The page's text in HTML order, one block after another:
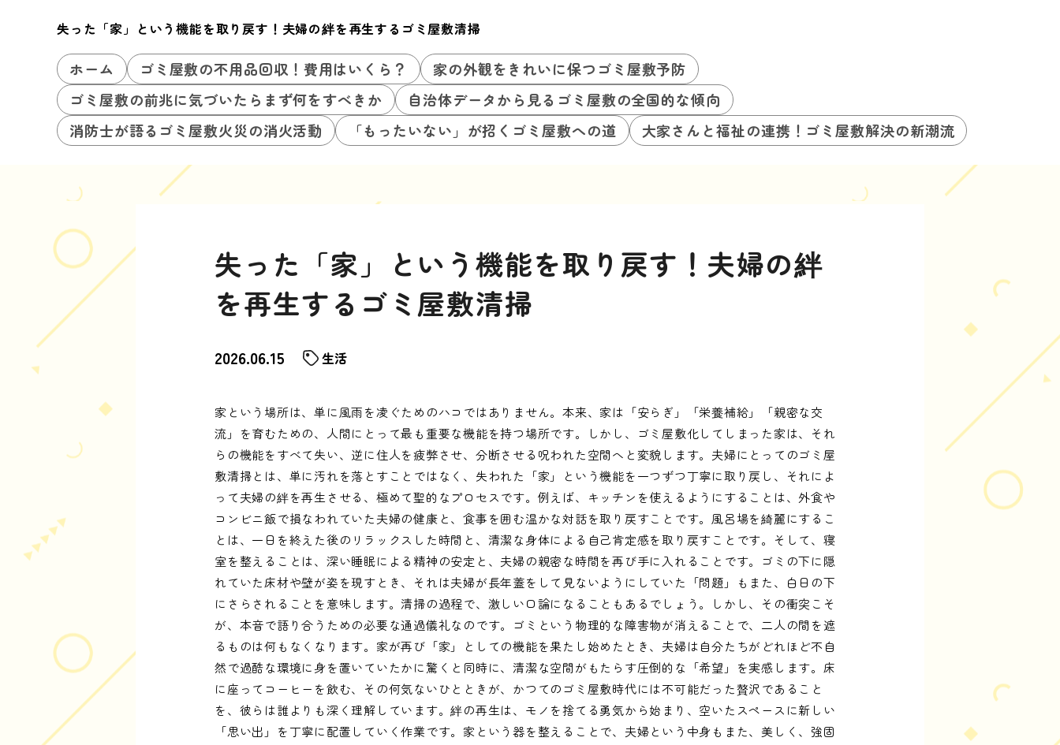
失った「家」という機能を取り戻す！夫婦の絆を再生するゴミ屋敷清掃
ホーム ゴミ屋敷の不用品回収！費用はいくら？
家の外観をきれいに保つゴミ屋敷予防
ゴミ屋敷の前兆に気づいたらまず何をすべきか
自治体データから見るゴミ屋敷の全国的な傾向
消防士が語るゴミ屋敷火災の消火活動
「もったいない」が招くゴミ屋敷への道 大家さんと福祉の連携！ゴミ屋敷解決の新潮流
失った「家」という機能を取り戻す！夫婦の絆
を再生するゴミ屋敷清掃
2026.06.15 生活
家という場所は、単に風雨を凌ぐためのハコではありません。本来、家は「安らぎ」「栄養補給」「親密な交
流」を育むための、人間にとって最も重要な機能を持つ場所です。しかし、ゴミ屋敷化してしまった家は、それ
らの機能をすべて失い、逆に住人を疲弊させ、分断させる呪われた空間へと変貌します。夫婦にとってのゴミ屋
敷清掃とは、単に汚れを落とすことではなく、失われた「家」という機能を一つずつ丁寧に取り戻し、それによ
って夫婦の絆を再生させる、極めて聖的なプロセスです。例えば、キッチンを使えるようにすることは、外食や
コンビニ飯で損なわれていた夫婦の健康と、食事を囲む温かな対話を取り戻すことです。風呂場を綺麗にするこ
とは、一日を終えた後のリラックスした時間と、清潔な身体による自己肯定感を取り戻すことです。そして、寝
室を整えることは、深い睡眠による精神の安定と、夫婦の親密な時間を再び手に入れることです。ゴミの下に隠
れていた床材や壁が姿を現すとき、それは夫婦が長年蓋をして見ないようにしていた「問題」もまた、白日の下
にさらされることを意味します。清掃の過程で、激しい口論になることもあるでしょう。しかし、その衝突こそ
が、本音で語り合うための必要な通過儀礼なのです。ゴミという物理的な障害物が消えることで、二人の間を遮
るものは何もなくなります。家が再び「家」としての機能を果たし始めたとき、夫婦は自分たちがどれほど不自
然で過酷な環境に身を置いていたかに驚くと同時に、清潔な空間がもたらす圧倒的な「希望」を実感します。床
に座ってコーヒーを飲む、その何気ないひとときが、かつてのゴミ屋敷時代には不可能だった贅沢であること
を、彼らは誰よりも深く理解しています。絆の再生は、モノを捨てる勇気から始まり、空いたスペースに新しい
「思い出」を丁寧に配置していく作業です。家という器を整えることで、夫婦という中身もまた、美しく、強固